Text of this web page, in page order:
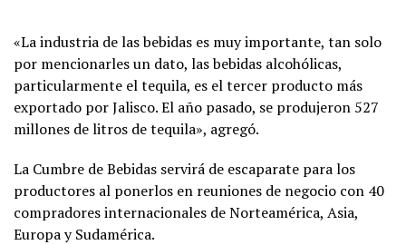
«La industria de las bebidas es muy importante, tan solo
por mencionarles un dato, las bebidas alcohólicas,
particularmente el tequila, es el tercer producto más
exportado por Jalisco. El año pasado, se produjeron 527
millones de litros de tequila», agregó.
La Cumbre de Bebidas servirá de escaparate para los
productores al ponerlos en reuniones de negocio con 40
compradores internacionales de Norteamérica, Asia,
Europa y Sudamérica.